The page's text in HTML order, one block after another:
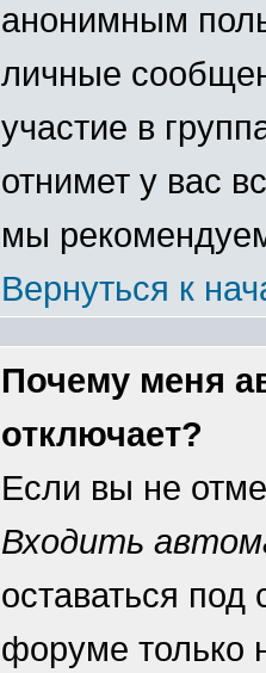
анонимным
личные
участие в
отнимет у вас
мы
Вернуться к
Почему меня
отключает?
Если вы не
Входить
оставаться
форуме только